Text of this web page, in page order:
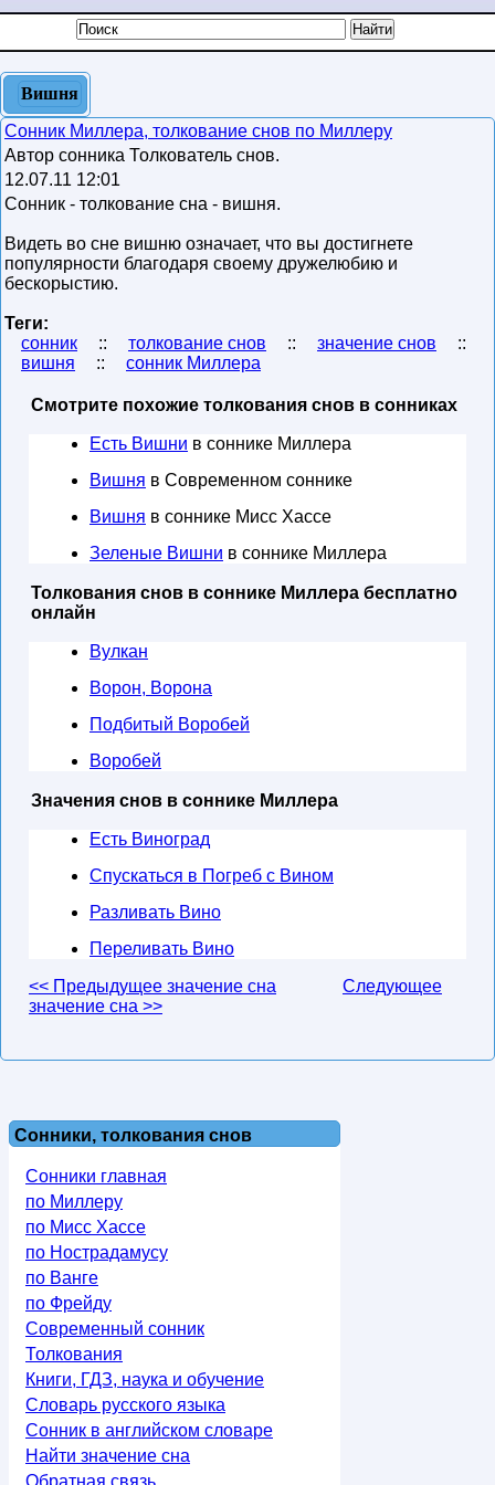
Вишня
Сонник Миллера, толкование снов по Миллеру
Автор сонника Толкователь снов.
12.07.11 12:01
Сонник - толкование сна - вишня.
Видеть во сне вишню означает, что вы достигнете
популярности благодаря своему дружелюбию и
бескорыстию.
Теги:
сонник
:: толкование снов :: значение снов
::
вишня
:: сонник Миллера
Смотрите похожие толкования снов в сонниках
Есть Вишни в соннике Миллера
Вишня в Современном соннике
Вишня в соннике Мисс Хассе
Зеленые Вишни в соннике Миллера
Толкования снов в соннике Миллера бесплатно
онлайн
Вулкан
Ворон, Ворона
Подбитый Воробей
Воробей
Значения снов в соннике Миллера
Есть Виноград
Спускаться в Погреб с Вином
Разливать Вино
Переливать Вино
<< Предыдущее значение сна
Следующее
значение сна >>
Сонники, толкования снов
Сонники главная
по Миллеру
по Мисс Хассе
по Нострадамусу
по Ванге
по Фрейду
Современный сонник
Толкования
Книги, ГДЗ, наука и обучение
Словарь русского языка
Сонник в английском словаре
Найти значение сна
Обратная связь